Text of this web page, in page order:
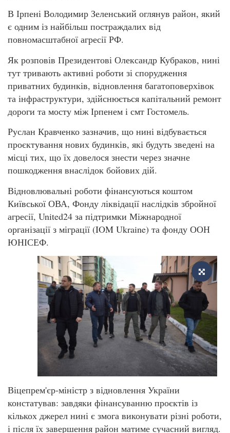
В Ірпені Володимир Зеленський оглянув район, який
є одним із найбільш постраждалих від
повномасштабної агресії РФ.
Як розповів Президентові Олександр Кубраков, нині
тут тривають активні роботи зі спорудження
приватних будинків, відновлення багатоповерхівок
та інфраструктури, здійснюється капітальний ремонт
дороги та мосту між Ірпенем і смт Гостомель.
Руслан Кравченко зазначив, що нині відбувається
проєктування нових будинків, які будуть зведені на
місці тих, що їх довелося знести через значне
пошкодження внаслідок бойових дій.
Відновлювальні роботи фінансуються коштом
Київської ОВА, Фонду ліквідації наслідків збройної
агресії, United24 за підтримки Міжнародної
організації з міграції (IOM Ukraine) та фонду ООН
ЮНІСЕФ.
Віцепрем'єр-міністр з відновлення України
констатував: завдяки фінансуванню проєктів із
кількох джерел нині є змога виконувати різні роботи,
і після їх завершення район матиме сучасний вигляд.